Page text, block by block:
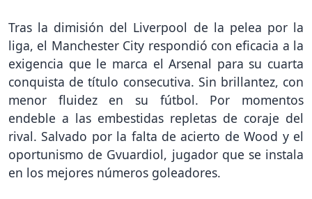
Tras la dimisión del Liverpool de la pelea por la
liga, el Manchester City respondió con eficacia a la
exigencia que le marca el Arsenal para su cuarta
conquista de título consecutiva. Sin brillantez, con
menor fluidez en su fútbol. Por momentos
endeble a las embestidas repletas de coraje del
rival. Salvado por la falta de acierto de Wood y el
oportunismo de Gvuardiol, jugador que se instala
en los mejores números goleadores.